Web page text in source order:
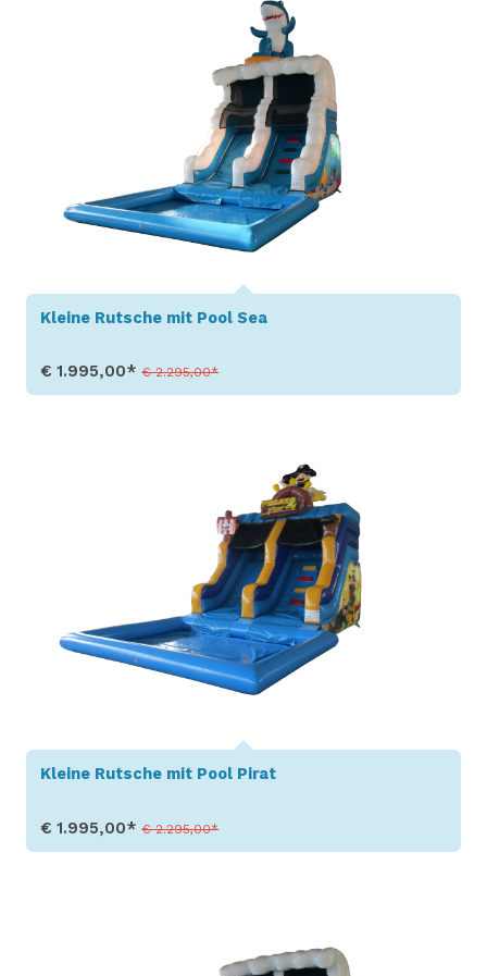
Kleine Rutsche mit Pool Sea
€ 1.995,00*€ 2.295,00*
Kleine Rutsche mit Pool Pirat
€ 1.995,00*€ 2.295,00*